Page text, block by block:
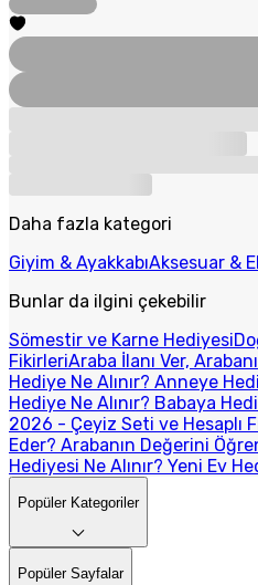
Daha fazla kategori
Giyim & AyakkabıAksesuar &
Bunlar da ilgini çekebilir
Sömestir ve Karne Hediyesi
FikirleriAraba İlanı Ver,
Hediye Ne Alınır? Anneye
Hediye Ne Alınır? Babaya
2026 - Çeyiz Seti ve Hesaplı
Eder? Arabanın Değerini
Hediyesi Ne Alınır? Yeni Ev
Popüler Kategoriler
Popüler Sayfalar